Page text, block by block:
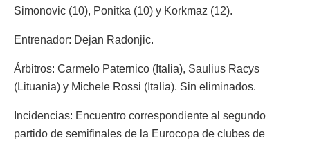
Simonovic (10), Ponitka (10) y Korkmaz (12).
Entrenador: Dejan Radonjic.
Árbitros: Carmelo Paternico (Italia), Saulius Racys
(Lituania) y Michele Rossi (Italia). Sin eliminados.
Incidencias: Encuentro correspondiente al segundo
partido de semifinales de la Eurocopa de clubes de